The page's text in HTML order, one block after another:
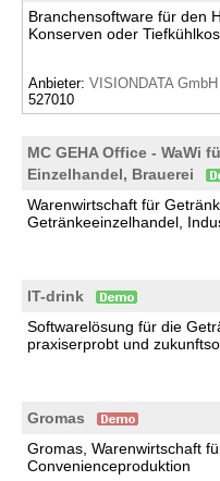
Branchensoftware für den
Konserven oder
Anbieter: VISIONDATA GmbH
527010
MC GEHA Office - WaWi
Einzelhandel, Brauerei
Warenwirtschaft für
Getränkeeinzelhandel,
IT-drink
Softwarelösung für die
praxiserprobt und
Gromas
Gromas, Warenwirtschaft
Convenienceproduktion